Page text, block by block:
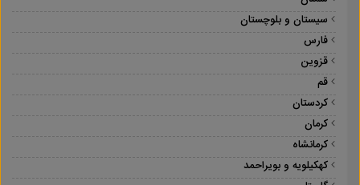
سیستان و بلوچستان
فارس
قزوین
قم
کردستان
کرمان
کرمانشاه
کهکیلویه و بویراحمد